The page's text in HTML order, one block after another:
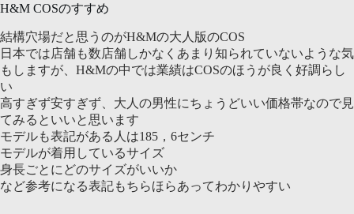
H&M COSのすすめ
結構穴場だと思うのがH&Mの大人版のCOS
日本では店舗も数店舗しかなくあまり知られていないような気
もしますが、H&Mの中では業績はCOSのほうが良く好調らし
い
高すぎず安すぎず、大人の男性にちょうどいい価格帯なので見
てみるといいと思います
モデルも表記がある人は185，6センチ
モデルが着用しているサイズ
身長ごとにどのサイズがいいか
など参考になる表記もちらほらあってわかりやすい